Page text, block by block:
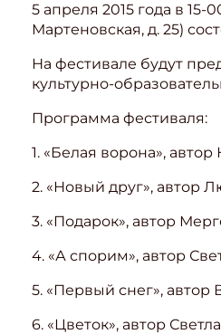
5 апреля 2015 года в
Мартеновская, д. 25)
На фестивале будут
культурно-
Программа фестиваля:
1. «Белая ворона»,
2. «Новый друг», автор
3. «Подарок», автор
4. «А спорим», автор
5. «Первый снег»,
6. «Цветок», автор